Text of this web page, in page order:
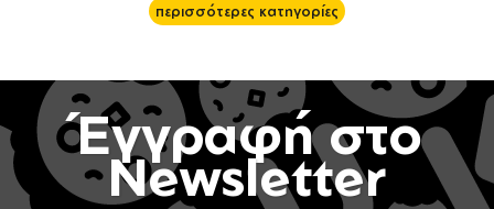
περισσότερες κατηγορίες
Έγγραφή στο
Newsletter